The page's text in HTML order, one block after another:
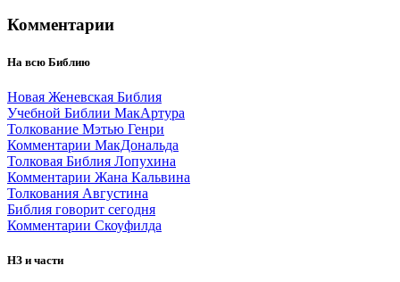
Комментарии
На всю Библию
Новая Женевская Библия
Учебной Библии МакАртура
Толкование Мэтью Генри
Комментарии МакДональда
Толковая Библия Лопухина
Комментарии Жана Кальвина
Толкования Августина
Библия говорит сегодня
Комментарии Скоуфилда
НЗ и части